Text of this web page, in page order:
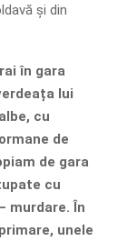
și din
în gara
lui
cu
de
de gara
cu
murdare. În
unele